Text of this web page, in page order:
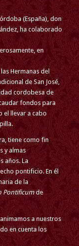
(España), don
ha colaborado
en
Hermanas del
de San José,
cordobesa de
fondos para
el llevar a cabo
tiene como fin
y almas
años. La
pontificio. En él
de la
Pontificumde
a nuestros
en cuenta los